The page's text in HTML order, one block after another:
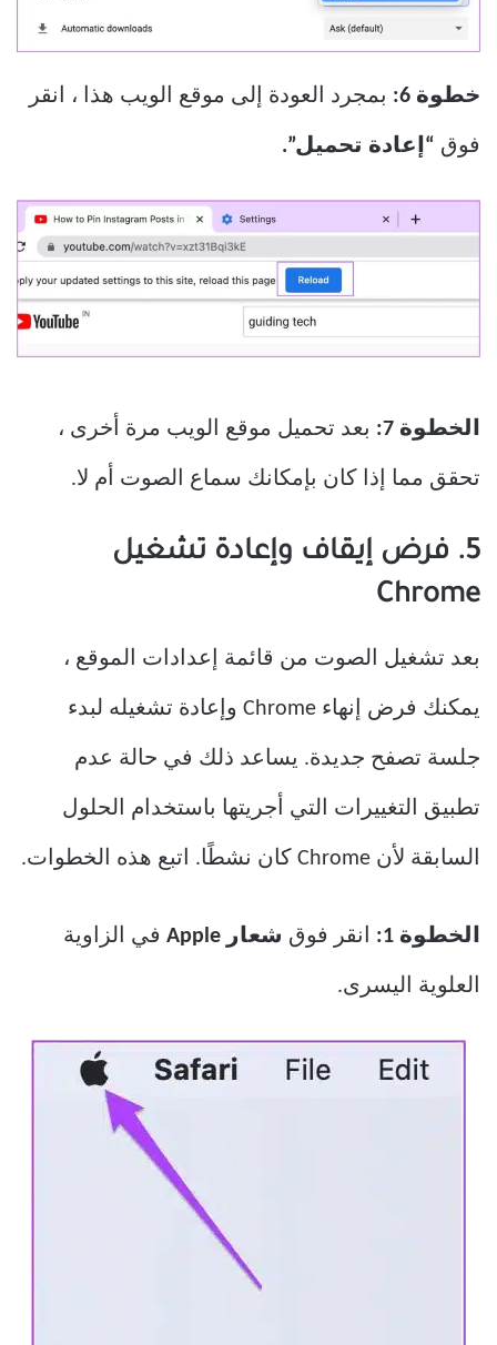
خطوة 6: بمجرد العودة إلى موقع الويب هذا ، انقر
فوق “إعادة تحميل”.
الخطوة 7: بعد تحميل موقع الويب مرة أخرى ،
تحقق مما إذا كان بإمكانك سماع الصوت أم لا.
5. فرض إيقاف وإعادة تشغيل
Chrome
بعد تشغيل الصوت من قائمة إعدادات الموقع ،
يمكنك فرض إنهاء Chrome وإعادة تشغيله لبدء
جلسة تصفح جديدة. يساعد ذلك في حالة عدم
تطبيق التغييرات التي أجريتها باستخدام الحلول
السابقة لأن Chrome كان نشطًا. اتبع هذه الخطوات.
الخطوة 1: انقر فوق شعار Apple في الزاوية
العلوية اليسرى.